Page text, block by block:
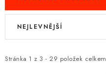
LODNÍ MOTORY
NAFUKOVACÍ ČLUNY
V
i
Stránka 1 z 3 - 29 položek celkem
Ř
e
NEJLEVNĚJŠÍ